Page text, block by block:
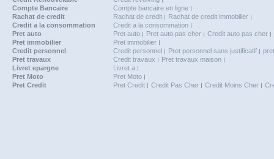
Compte Bancaire
Compte bancaire en ligne
Rachat de credit
Rachat de credit
Rachat de credit immobilier
Credit a la consommation
Credit a la consommation
Pret auto
Pret auto Pret auto pas cher
Credit auto pas cher
Pret immobilier
Pret immobilier
Credit personnel
Credit personnel Pret personnel sans justificatif
Pret travaux
Credit travaux
Pret travaux maison
Livret epargne
Livret a
Pret Moto
Pret Moto
Pret Credit
Pret Credit Credit Pas Cher Credit Moins Cher